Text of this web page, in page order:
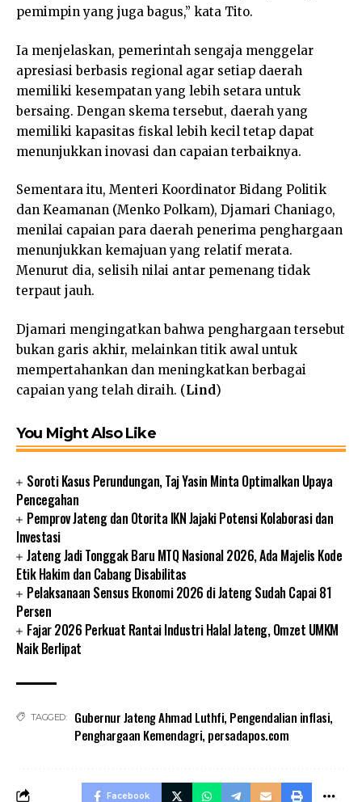
pemimpin yang juga bagus,” kata Tito.
Ia menjelaskan, pemerintah sengaja menggelar
apresiasi berbasis regional agar setiap daerah
memiliki kesempatan yang lebih setara untuk
bersaing. Dengan skema tersebut, daerah yang
memiliki kapasitas fiskal lebih kecil tetap dapat
menunjukkan inovasi dan capaian terbaiknya.
Sementara itu, Menteri Koordinator Bidang Politik
dan Keamanan (Menko Polkam), Djamari Chaniago,
menilai capaian para daerah penerima penghargaan
menunjukkan kemajuan yang relatif merata.
Menurut dia, selisih nilai antar pemenang tidak
terpaut jauh.
Djamari mengingatkan bahwa penghargaan tersebut
bukan garis akhir, melainkan titik awal untuk
mempertahankan dan meningkatkan berbagai
capaian yang telah diraih. (Lind)
You Might Also Like
Soroti Kasus Perundungan, Taj Yasin Minta Optimalkan Upaya
Pencegahan
Pemprov Jateng dan Otorita IKN Jajaki Potensi Kolaborasi dan
Investasi
Jateng Jadi Tonggak Baru MTQ Nasional 2026, Ada Majelis Kode
Etik Hakim dan Cabang Disabilitas
Pelaksanaan Sensus Ekonomi 2026 di Jateng Sudah Capai 81
Persen
Fajar 2026 Perkuat Rantai Industri Halal Jateng, Omzet UMKM
Naik Berlipat
TAGGED: Gubernur Jateng Ahmad Luthfi, Pengendalian inflasi,
Penghargaan Kemendagri, persadapos.com
Facebook